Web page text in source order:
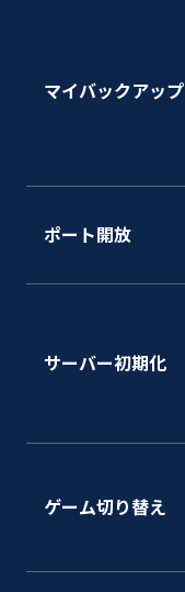
マイバックアップ
ポート開放
サーバー初期化
ゲーム切り替え